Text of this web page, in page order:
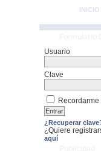
INICIO
Usuario
Clave
Recordarme
¿Recuperar
¿Quiere
aquí